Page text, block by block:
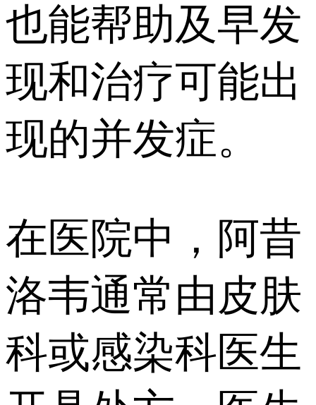
也能帮助及早发
现和治疗可能出
现的并发症。
在医院中，阿昔
洛韦通常由皮肤
科或感染科医生